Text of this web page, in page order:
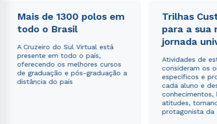
Mais de 1300 polos em
todo o Brasil
A Cruzeiro do Sul Virtual está
presente em todo o país,
oferecendo os melhores cursos
de graduação e pós-graduação a
distância do país
Trilhas
para a sua
jornada
Atividades de
consideram os
específicos e
cada aluno e
conhecimentos,
atitudes,
protagonista da